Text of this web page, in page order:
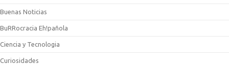
Buenas Noticias
BuRRocracia Eh!pañola
Ciencia y Tecnologia
Curiosidades